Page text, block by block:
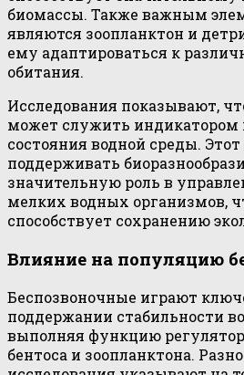
биомассы. Также важным
являются зоопланктон и
ему адаптироваться к
обитания.
Исследования показывают,
может служить индикатором
состояния водной среды.
поддерживать
значительную роль в
мелких водных организмов,
способствует сохранению
Влияние на популяцию
Беспозвоночные играют
поддержании стабильности
выполняя функцию
бентоса и зоопланктона.